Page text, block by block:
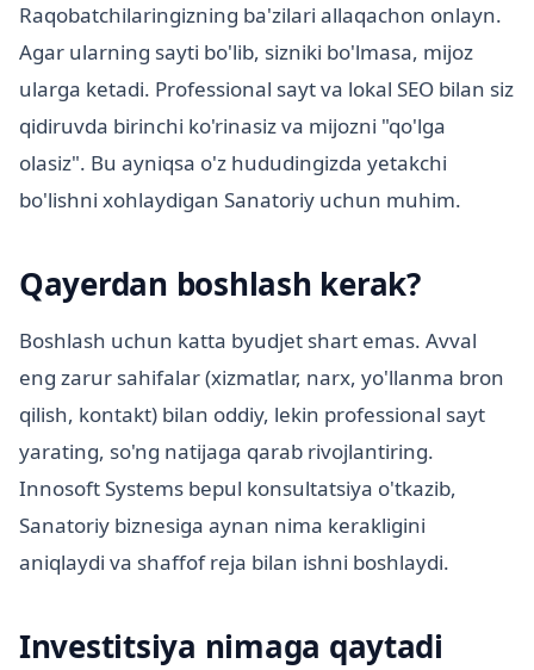
Raqobatchilaringizning ba'zilari allaqachon onlayn.
Agar ularning sayti bo'lib, sizniki bo'lmasa, mijoz
ularga ketadi. Professional sayt va lokal SEO bilan siz
qidiruvda birinchi ko'rinasiz va mijozni "qo'lga
olasiz". Bu ayniqsa o'z hududingizda yetakchi
bo'lishni xohlaydigan Sanatoriy uchun muhim.
Qayerdan boshlash kerak?
Boshlash uchun katta byudjet shart emas. Avval
eng zarur sahifalar (xizmatlar, narx, yo'llanma bron
qilish, kontakt) bilan oddiy, lekin professional sayt
yarating, so'ng natijaga qarab rivojlantiring.
Innosoft Systems bepul konsultatsiya o'tkazib,
Sanatoriy biznesiga aynan nima kerakligini
aniqlaydi va shaffof reja bilan ishni boshlaydi.
Investitsiya nimaga qaytadi